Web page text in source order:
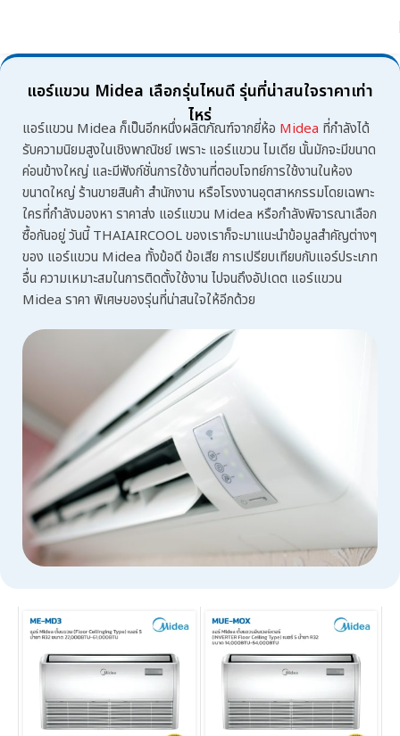
แอร์แขวน Midea เลือกรุ่นไหนดี รุ่นที่น่าสนใจราคาเท่า
ไหร่
แอร์แขวน Midea ก็เป็นอีกหนึ่งผลิตภัณฑ์จากยี่ห้อ Midea ที่กำลังได้
รับความนิยมสูงในเชิงพาณิชย์ เพราะ แอร์แขวน ไมเดีย นั้นมักจะมีขนาด
ค่อนข้างใหญ่ และมีฟังก์ชั่นการใช้งานที่ตอบโจทย์การใช้งานในห้อง
ขนาดใหญ่ ร้านขายสินค้า สำนักงาน หรือโรงงานอุตสาหกรรมโดยเฉพาะ
ใครที่กำลังมองหา ราคาส่ง แอร์แขวน Midea หรือกำลังพิจารณาเลือก
ซื้อกันอยู่ วันนี้ THAIAIRCOOL ของเราก็จะมาแนะนำข้อมูลสำคัญต่างๆ
ของ แอร์แขวน Midea ทั้งข้อดี ข้อเสีย การเปรียบเทียบกับแอร์ประเภท
อื่น ความเหมาะสมในการติดตั้งใช้งาน ไปจนถึงอัปเดต แอร์แขวน
Midea ราคา พิเศษของรุ่นที่น่าสนใจให้อีกด้วย